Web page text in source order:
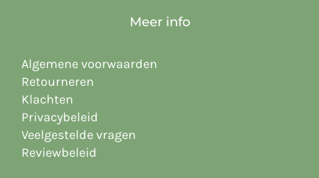
Meer info
Algemene voorwaarden
Retourneren
Klachten
Privacybeleid
Veelgestelde vragen
Reviewbeleid